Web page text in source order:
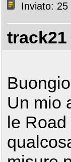
Inviato: 25
track21
Un mio
le